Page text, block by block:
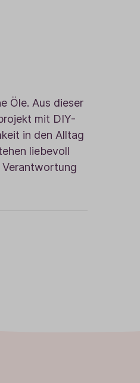
Öle. Aus dieser
mit DIY-
in den Alltag
liebevoll